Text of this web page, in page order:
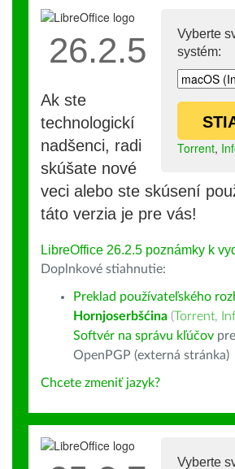
Vyberte
systém:
Torrent,
26.2.5
Ak ste
technologickí
nadšenci, radi
skúšate nové
veci alebo ste skúsení
táto verzia je pre vás!
LibreOffice 26.2.5 poznámky k
Doplnkové stiahnutie:
Preklad používateľského
Hornjoserbšćina (Torrent,
Softvér na správu kľúčov
OpenPGP (externá stránka)
Chcete zmeniť jazyk?
Vyberte